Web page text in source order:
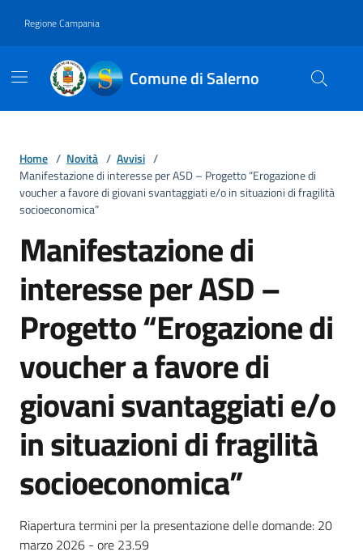
Regione Campania
Comune di Salerno
Home / Novità / Avvisi /
Manifestazione di interesse per ASD – Progetto “Erogazione di
voucher a favore di giovani svantaggiati e/o in situazioni di fragilità
socioeconomica”
Manifestazione di
interesse per ASD –
Progetto “Erogazione di
voucher a favore di
giovani svantaggiati e/o
in situazioni di fragilità
socioeconomica”
Dettagli della notizia
Riapertura termini per la presentazione delle domande: 20
marzo 2026 - ore 23.59